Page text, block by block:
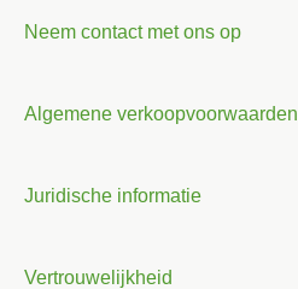
Neem contact met ons op
Algemene verkoopvoorwaarden
Juridische informatie
Vertrouwelijkheid